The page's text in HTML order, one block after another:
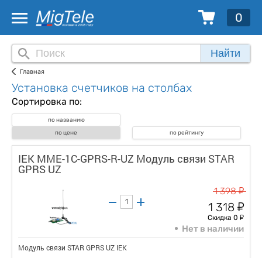
0
Найти
Главная
Установка счетчиков на столбах
Сортировка по:
по названию
по цене
по рейтингу
IEK MME-1C-GPRS-R-UZ Модуль связи STAR
GPRS UZ
1 398у
1 318 у
Скидка 0 у
Нет в наличии
Модуль связи STAR GPRS UZ IEK